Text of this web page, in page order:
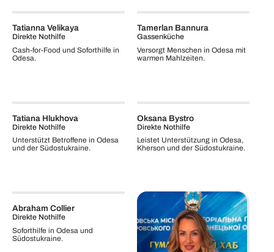
Tatianna Velikaya
Direkte Nothilfe
Cash-for-Food und Soforthilfe in
Odesa.
Tamerlan Bannura
Gassenküche
Versorgt Menschen in Odesa mit
warmen Mahlzeiten.
Tatiana Hlukhova
Direkte Nothilfe
Unterstützt Betroffene in Odesa
und der Südostukraine.
Oksana Bystro
Direkte Nothilfe
Leistet Unterstützung in Odesa,
Kherson und der Südostukraine.
Abraham Collier
Direkte Nothilfe
Soforthilfe in Odesa und
Südostukraine.